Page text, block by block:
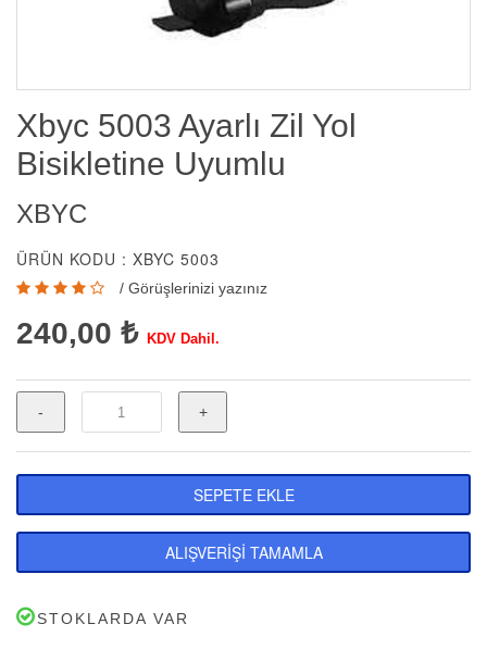
Xbyc 5003 Ayarlı Zil Yol
Bisikletine Uyumlu
XBYC
ÜRÜN KODU : XBYC 5003
/ Görüşlerinizi yazınız
240,00 ₺ KDV Dahil.
- +
SEPETE EKLE
ALIŞVERİŞİ TAMAMLA
STOKLARDA VAR